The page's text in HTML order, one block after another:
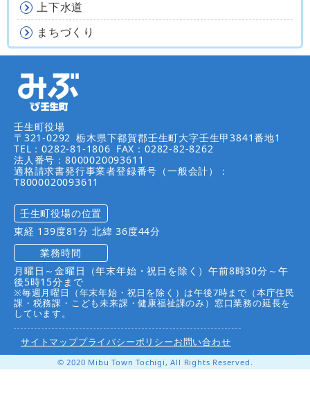
上下水道
まちづくり
壬生町役場
〒321-0292 栃木県下都賀郡壬生町大字壬生甲3841番地1
TEL：0282-81-1806 FAX：0282-82-8262
法人番号：8000020093611
適格請求書発行事業者登録番号（一般会計）：
T8000020093611
壬生町役場の位置
東経 139度81分 北緯 36度44分
業務時間
月曜日～金曜日（年末年始・祝日を除く）午前8時30分～午
後5時15分まで
※毎週月曜日（年末年始・祝日を除く）は午後7時まで（本庁住民
課・税務課・こども未来課・健康福祉課のみ）窓口業務の延長を
しています。
サイトマッププライバシーポリシーお問い合わせ
© 2020 Mibu Town Tochigi, All Rights Reserved.